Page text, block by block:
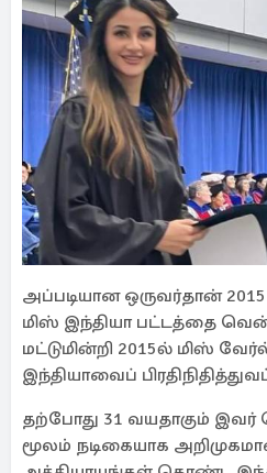
அப்படியான ஒருவர்தான்
மிஸ் இந்தியா பட்டத்தை
மட்டுமின்றி 2015ல் மிஸ்
இந்தியாவைப்
தற்போது 31 வயதாகும் இவர்
மூலம் நடிகையாக